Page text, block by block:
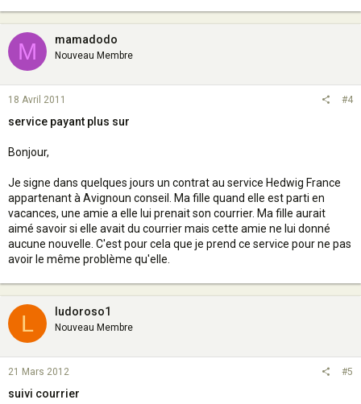
M mamadodo
Nouveau Membre
18 Avril 2011 #4
service payant plus sur
Bonjour,
Je signe dans quelques jours un contrat au service Hedwig France
appartenant à Avignoun conseil. Ma fille quand elle est parti en
vacances, une amie a elle lui prenait son courrier. Ma fille aurait
aimé savoir si elle avait du courrier mais cette amie ne lui donné
aucune nouvelle. C'est pour cela que je prend ce service pour ne pas
avoir le même problème qu'elle.
L ludoroso1
Nouveau Membre
21 Mars 2012 #5
suivi courrier